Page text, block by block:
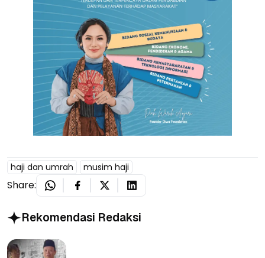
haji dan umrah musim haji
Share:
Rekomendasi Redaksi